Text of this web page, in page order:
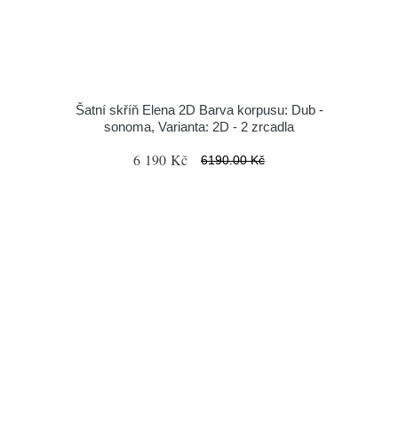
Šatní skříň Elena 2D Barva korpusu: Dub -
sonoma, Varianta: 2D - 2 zrcadla
6 190 Kč 6190.00 Kč